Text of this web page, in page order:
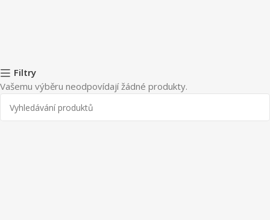
Filtry
Vašemu výběru neodpovídají žádné produkty.